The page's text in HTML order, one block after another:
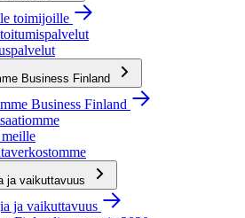
toimijoille
Business Finland
Business Finland
ja vaikuttavuus
ja vaikuttavuus